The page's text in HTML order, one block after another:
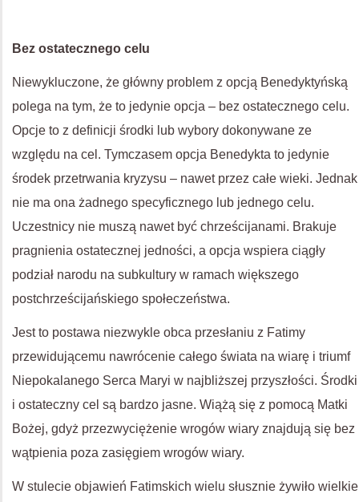
Bez ostatecznego celu
Niewykluczone, że główny problem z opcją Benedyktyńską
polega na tym, że to jedynie opcja – bez ostatecznego celu.
Opcje to z definicji środki lub wybory dokonywane ze
względu na cel. Tymczasem opcja Benedykta to jedynie
środek przetrwania kryzysu – nawet przez całe wieki. Jednak
nie ma ona żadnego specyficznego lub jednego celu.
Uczestnicy nie muszą nawet być chrześcijanami. Brakuje
pragnienia ostatecznej jedności, a opcja wspiera ciągły
podział narodu na subkultury w ramach większego
postchrześcijańskiego społeczeństwa.
Jest to postawa niezwykle obca przesłaniu z Fatimy
przewidującemu nawrócenie całego świata na wiarę i triumf
Niepokalanego Serca Maryi w najbliższej przyszłości. Środki
i ostateczny cel są bardzo jasne. Wiążą się z pomocą Matki
Bożej, gdyż przezwyciężenie wrogów wiary znajdują się bez
wątpienia poza zasięgiem wrogów wiary.
W stulecie objawień Fatimskich wielu słusznie żywiło wielkie